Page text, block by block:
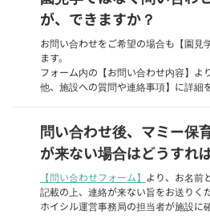
が、できますか？
お問い合わせをご希望の場合も【園見
ます。
フォーム内の【お問い合わせ内容】よ
他、施設への質問や連絡事項】に詳細
問い合わせ後、マミー保
が来ない場合はどうすれ
【問い合わせフォーム】 より、お名前
記載の上、連絡が来ない旨をお送りく
ホイシル運営事務局の担当者が施設に